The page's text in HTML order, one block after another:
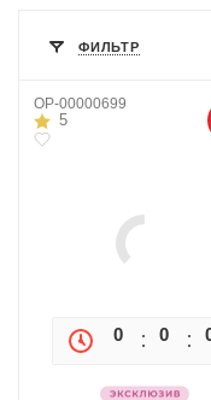
ФИЛЬТР
OP-00000699
5
0 0